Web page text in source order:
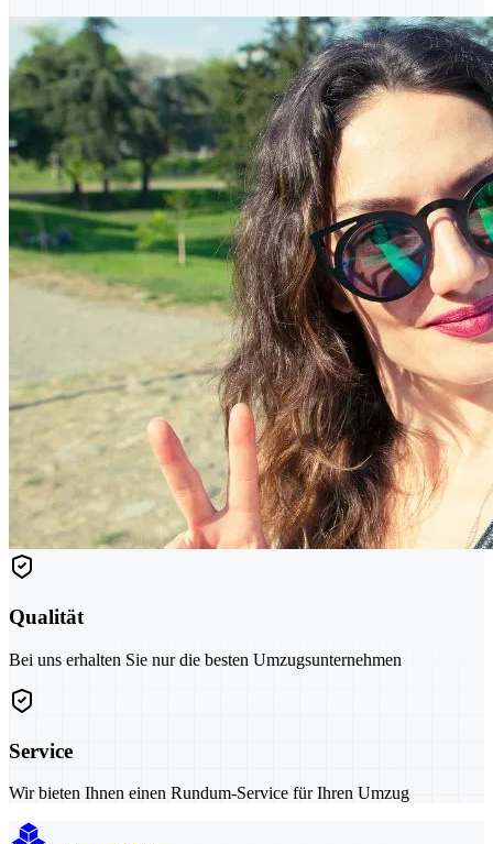
Qualität
Bei uns erhalten Sie nur die besten Umzugsunternehmen
Service
Wir bieten Ihnen einen Rundum-Service für Ihren Umzug